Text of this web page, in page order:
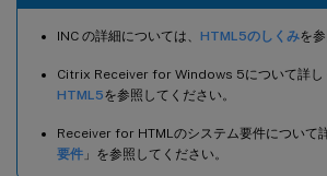
INC の詳細については、 HTML5のしくみを
Citrix Receiver for Windows 5について詳し
HTML5を参照してください。
Receiver for HTMLのシステム要件について
要件 」を参照してください。